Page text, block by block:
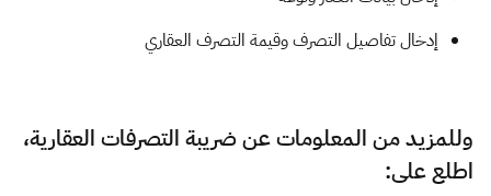
إدخال تفاصيل التصرف وقيمة التصرف العقاري
وللمزيد من المعلومات عن ضريبة التصرفات العقارية،
اطلع على: